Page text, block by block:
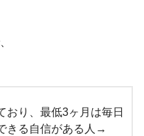
おり、最低3ヶ月は毎日
きる自信がある人→